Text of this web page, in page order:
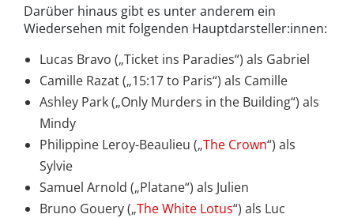
Darüber hinaus gibt es unter anderem ein
Wiedersehen mit folgenden Hauptdarsteller:innen:
Lucas Bravo („Ticket ins Paradies“) als Gabriel
Camille Razat („15:17 to Paris“) als Camille
Ashley Park („Only Murders in the Building“) als
Mindy
Philippine Leroy-Beaulieu („The Crown“) als
Sylvie
Samuel Arnold („Platane“) als Julien
Bruno Gouery („The White Lotus“) als Luc